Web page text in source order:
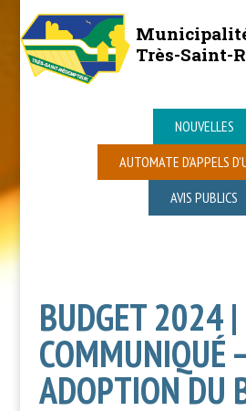
Très-Saint-
NOUVELLES
AUTOMATE D’APPELS
AVIS PUBLICS
BUDGET 2024 |
COMMUNIQUÉ
ADOPTION DU